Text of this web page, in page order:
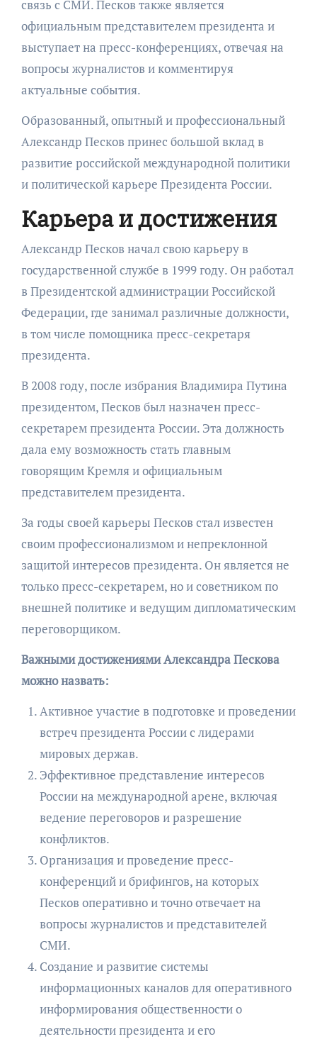
связь с СМИ. Песков также является
официальным представителем президента и
выступает на пресс-конференциях, отвечая на
вопросы журналистов и комментируя
актуальные события.
Образованный, опытный и профессиональный
Александр Песков принес большой вклад в
развитие российской международной политики
и политической карьере Президента России.
Карьера и достижения
Александр Песков начал свою карьеру в
государственной службе в 1999 году. Он работал
в Президентской администрации Российской
Федерации, где занимал различные должности,
в том числе помощника пресс-секретаря
президента.
В 2008 году, после избрания Владимира Путина
президентом, Песков был назначен пресс-
секретарем президента России. Эта должность
дала ему возможность стать главным
говорящим Кремля и официальным
представителем президента.
За годы своей карьеры Песков стал известен
своим профессионализмом и непреклонной
защитой интересов президента. Он является не
только пресс-секретарем, но и советником по
внешней политике и ведущим дипломатическим
переговорщиком.
Важными достижениями Александра Пескова
можно назвать:
Активное участие в подготовке и проведении
встреч президента России с лидерами
мировых держав.
Эффективное представление интересов
России на международной арене, включая
ведение переговоров и разрешение
конфликтов.
Организация и проведение пресс-
конференций и брифингов, на которых
Песков оперативно и точно отвечает на
вопросы журналистов и представителей
СМИ.
Создание и развитие системы
информационных каналов для оперативного
информирования общественности о
деятельности президента и его